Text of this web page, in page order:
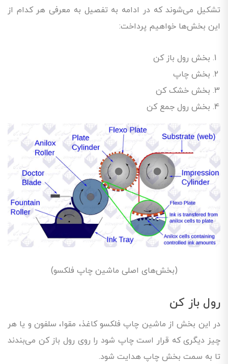
تشکیل می‌شوند که در ادامه به تفصیل به معرفی هر کدام از
این بخش‌ها خواهیم پرداخت:
بخش رول باز کن
بخش چاپ
بخش خشک کن
بخش رول جمع کن
(بخش‌های اصلی ماشین چاپ فلکسو)
رول باز کن
در این بخش از ماشین چاپ فلکسو کاغذ، مقوا، سلفون و یا هر
چیز دیگری که قرار است چاپ شود را روی رول باز کن می‌بندند
تا به سمت بخش چاپ هدایت شود.